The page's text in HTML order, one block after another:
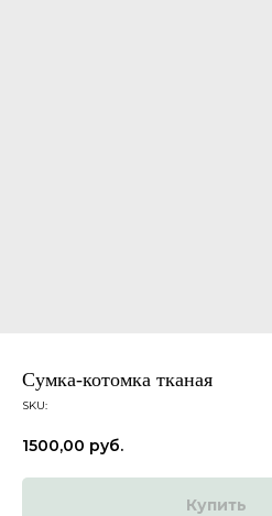
Сумка-котомка тканая
SKU:
1500,00 руб.
Купить